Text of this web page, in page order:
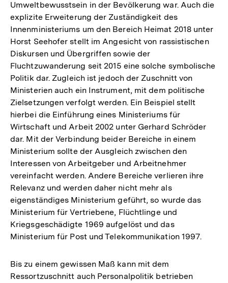
Umweltbewusstsein in der Bevölkerung war. Auch die
explizite Erweiterung der Zuständigkeit des
Innenministeriums um den Bereich Heimat 2018 unter
Horst Seehofer stellt im Angesicht von rassistischen
Diskursen und Übergriffen sowie der
Fluchtzuwanderung seit 2015 eine solche symbolische
Politik dar. Zugleich ist jedoch der Zuschnitt von
Ministerien auch ein Instrument, mit dem politische
Zielsetzungen verfolgt werden. Ein Beispiel stellt
hierbei die Einführung eines Ministeriums für
Wirtschaft und Arbeit 2002 unter Gerhard Schröder
dar. Mit der Verbindung beider Bereiche in einem
Ministerium sollte der Ausgleich zwischen den
Interessen von Arbeitgeber und Arbeitnehmer
vereinfacht werden. Andere Bereiche verlieren ihre
Relevanz und werden daher nicht mehr als
eigenständiges Ministerium geführt, so wurde das
Ministerium für Vertriebene, Flüchtlinge und
Kriegsgeschädigte 1969 aufgelöst und das
Ministerium für Post und Telekommunikation 1997.
Bis zu einem gewissen Maß kann mit dem
Ressortzuschnitt auch Personalpolitik betrieben